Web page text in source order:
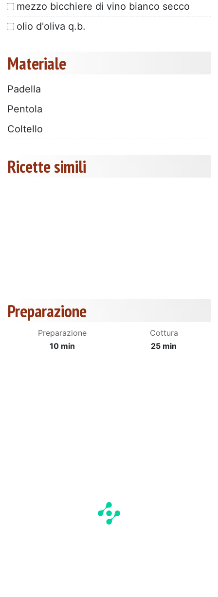
mezzo bicchiere di vino bianco secco
olio d'oliva q.b.
Materiale
Padella
Pentola
Coltello
Ricette simili
Preparazione
Preparazione
10 min
Cottura
25 min